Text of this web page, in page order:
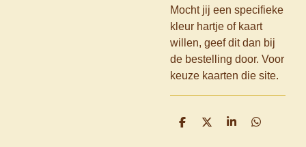
Mocht jij een specifieke
kleur hartje of kaart
willen, geef dit dan bij
de bestelling door. Voor
keuze kaarten die site.
D
D
S
D